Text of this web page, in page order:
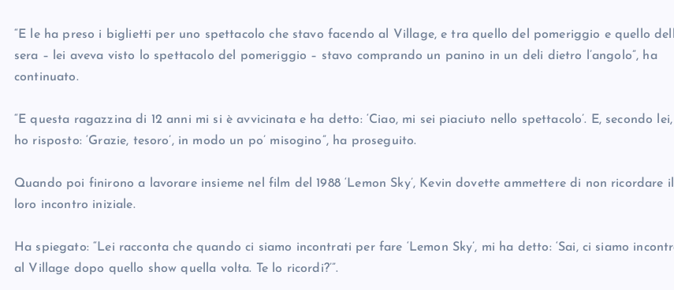
“E le ha preso i biglietti per uno spettacolo che stavo facendo al Village, e tra quello del pomeriggio e quello
sera – lei aveva visto lo spettacolo del pomeriggio – stavo comprando un panino in un deli dietro l’angolo”, ha
continuato.
“E questa ragazzina di 12 anni mi si è avvicinata e ha detto: ‘Ciao, mi sei piaciuto nello spettacolo’. E, secondo
ho risposto: ‘Grazie, tesoro’, in modo un po’ misogino”, ha proseguito.
Quando poi finirono a lavorare insieme nel film del 1988 ‘Lemon Sky’, Kevin dovette ammettere di non ricordare il
loro incontro iniziale.
Ha spiegato: “Lei racconta che quando ci siamo incontrati per fare ‘Lemon Sky’, mi ha detto: ‘Sai, ci siamo
al Village dopo quello show quella volta. Te lo ricordi?’”.